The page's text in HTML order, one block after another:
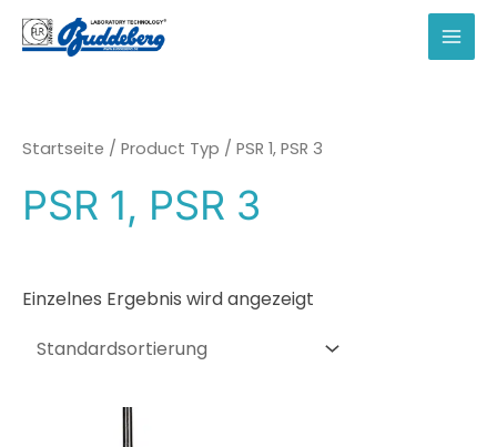
Zum
Inhalt
springen
Startseite / Product Typ / PSR 1, PSR 3
PSR 1, PSR 3
Einzelnes Ergebnis wird angezeigt